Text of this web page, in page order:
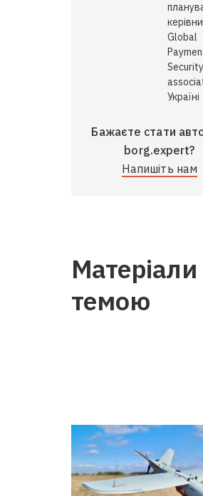
Global
Security
Україні
Бажаєте стати
borg.expert?
Напишіть нам
Матеріали
темою